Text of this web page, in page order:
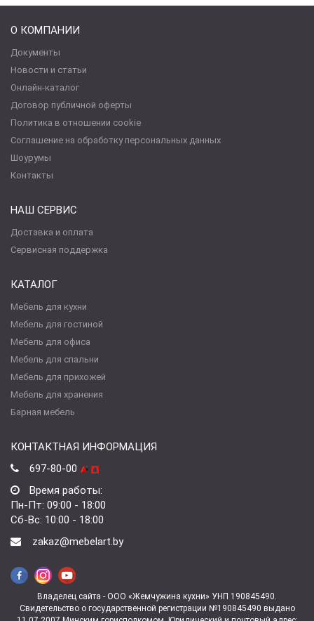
О КОМПАНИИ
Документы
Новости и статьи
Онлайн-каталог
Договор публичной оферты
Политика в отношении cookie
Соглашение на обработку персональных данных
Шоурумы
Контакты
НАШ СЕРВИС
Доставка и оплата
Сервисная поддержка
КАТАЛОГ
Мебель для кухни
Мебель для гостиной
Мебель для офиса
Мебель для спальни
Мебель для прихожей
Мебель для хранения
Барная мебель
КОНТАКТНАЯ ИНФОРМАЦИЯ
697-80-00
Время работы:
Пн-Пт: 09:00 - 18:00
Сб-Вс: 10:00 - 18:00
zakaz@mebelart.by
Владелец сайта - ООО «Жемчужина кухни» УНП 190845490.
Свидетельство о государственной регистрации №190845490 выдано